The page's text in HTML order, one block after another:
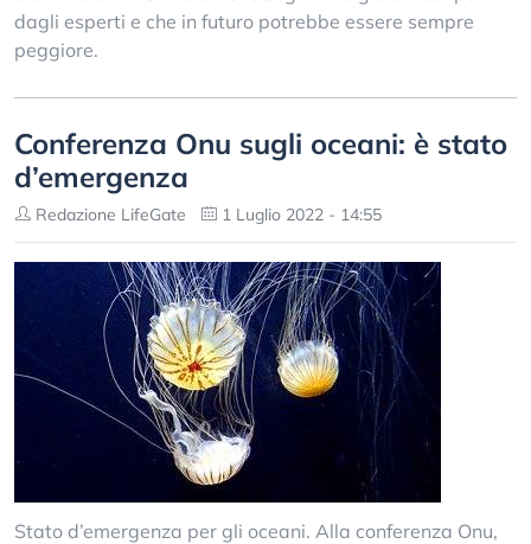
dagli esperti e che in futuro potrebbe essere sempre
peggiore.
Conferenza Onu sugli oceani: è stato
d’emergenza
Redazione LifeGate 1 Luglio 2022 - 14:55
Stato d’emergenza per gli oceani. Alla conferenza Onu,